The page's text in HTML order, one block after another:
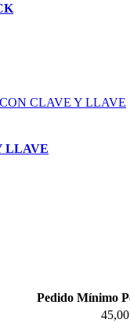
LLAVE
Pedido Mínimo